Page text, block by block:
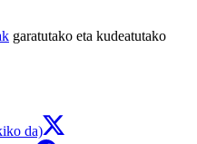
garatutako eta kudeatutako
da)